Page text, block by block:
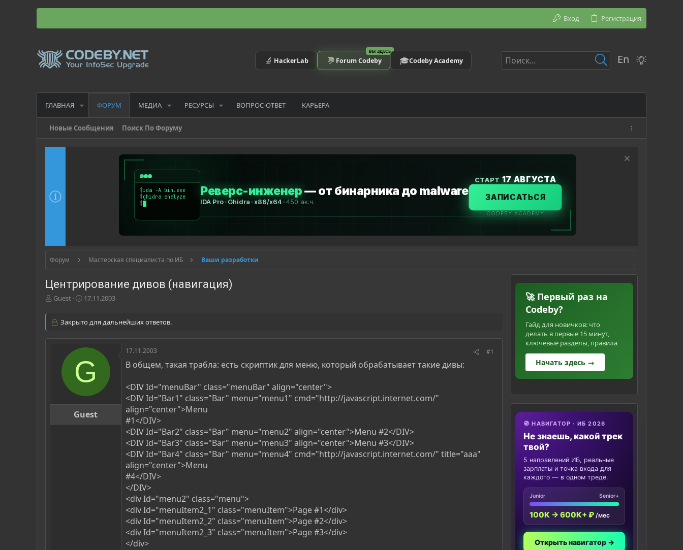
Вход Регистрация
🔬 HackerLab
ВЫ ЗДЕСЬ
💬 Forum Codeby 🎓Codeby Academy En
ГЛАВНАЯ ФОРУМ МЕДИА РЕСУРСЫ ВОПРОС-ОТВЕТ КАРЬЕРА
Новые Сообщения Поиск По Форуму
Форум Мастерская специалиста по ИБ Ваши разработки
Центрирование дивов (навигация)
А
о
т
Guest
Д
а
а
а
л
а
17.11.2003
Закрыто для дальнейших ответов.
G
Guest
17.11.2003 #1
В общем, такая трабла: есть скриптик для меню, который обрабатывает такие дивы:
<DIV Id="menuBar" class="menuBar" align="center">
<DIV Id="Bar1" class="Bar" menu="menu1" cmd="http://javascript.internet.com/"
align="center">Menu
#1</DIV>
<DIV Id="Bar2" class="Bar" menu="menu2" align="center">Menu #2</DIV>
<DIV Id="Bar3" class="Bar" menu="menu3" align="center">Menu #3</DIV>
<DIV Id="Bar4" class="Bar" menu="menu4" cmd="http://javascript.internet.com/" title="aaa"
align="center">Menu
#4</DIV>
</DIV>
<div Id="menu2" class="menu">
<div Id="menuItem2_1" class="menuItem">Page #1</div>
<div Id="menuItem2_2" class="menuItem">Page #2</div>
<div Id="menuItem2_3" class="menuItem">Page #3</div>
</div>
🚀 Первый раз на
Codeby?
Гайд для новичков: что
делать в первые 15 минут,
ключевые разделы, правила
Начать здесь →
🧭 НАВИГАТОР · ИБ 2026
Не знаешь, какой трек
твой?
5 направлений ИБ, реальные
зарплаты и точка входа для
каждого — в одном треде.
Junior Senior+
100K → 600K+ ₽ /мес
Открыть навигатор →